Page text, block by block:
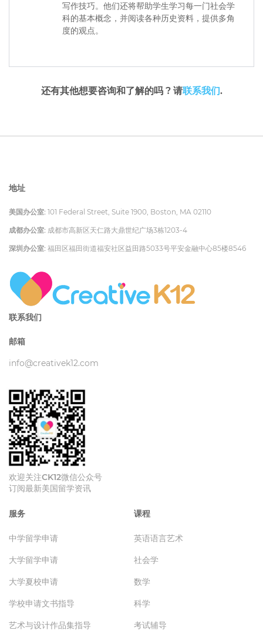
写作技巧。他们还将帮助学生学习每一门社会学
科的基本概念，并阅读各种历史资料，提供多角
度的观点。
还有其他想要咨询和了解的吗 ? 请联系我们.
地址
美国办公室: 101 Federal Street, Suite 1900, Boston, MA 02110
成都办公室: 成都市高新区天仁路大鼎世纪广场3栋1203-4
深圳办公室: 福田区福田街道福安社区益田路5033号平安金融中心85楼8546
联系我们
邮箱
info@creativek12.com
欢迎关注CK12微信公众号
订阅最新美国留学资讯
课程
英语语言艺术
社会学
数学
科学
考试辅导
服务
中学留学申请
大学留学申请
大学夏校申请
学校申请文书指导
艺术与设计作品集指导